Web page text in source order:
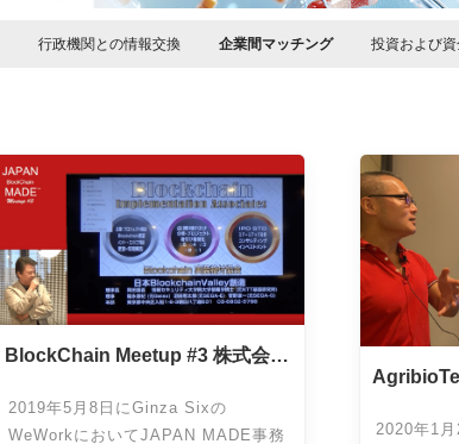
行政機関との情報交換 企業間マッチング 投資および
BlockChain Meetup #3 株式会社
2019年5月8日にGinza Sixの
WeWorkにおいてJAPAN MADE事務
2020年1